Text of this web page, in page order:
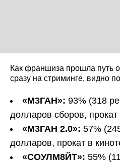
Как франшиза прошла путь
сразу на стриминге, видно
«М3ГАН»: 93% (318
долларов сборов, прокат
«М3ГАН 2.0»: 57%
долларов, прокат в
«СОУЛМ8ЙТ»: 55%